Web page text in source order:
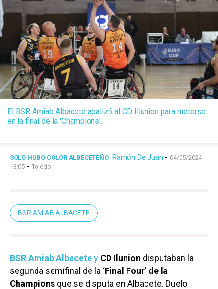
El BSR Amiab Albacete apalizó al CD Illunion para meterse
en la final de la 'Champions'.
SOLO HUBO COLOR ALBECETEÑO Ramón De Juan - 04/05/2024
13:05 - Toledo
BSR AMIAB ALBACETE
BSR Amiab Albacetey CD Ilunion disputaban la
segunda semifinal de la ‘Final Four’ de la
Champions que se disputa en Albacete. Duelo